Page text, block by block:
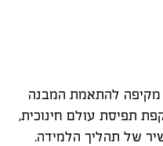
מקיפה להתאמת המבנה
המאה ה-21 ומשקפת תפיסת עולם חינוכית,
של תהליך הלמידה.